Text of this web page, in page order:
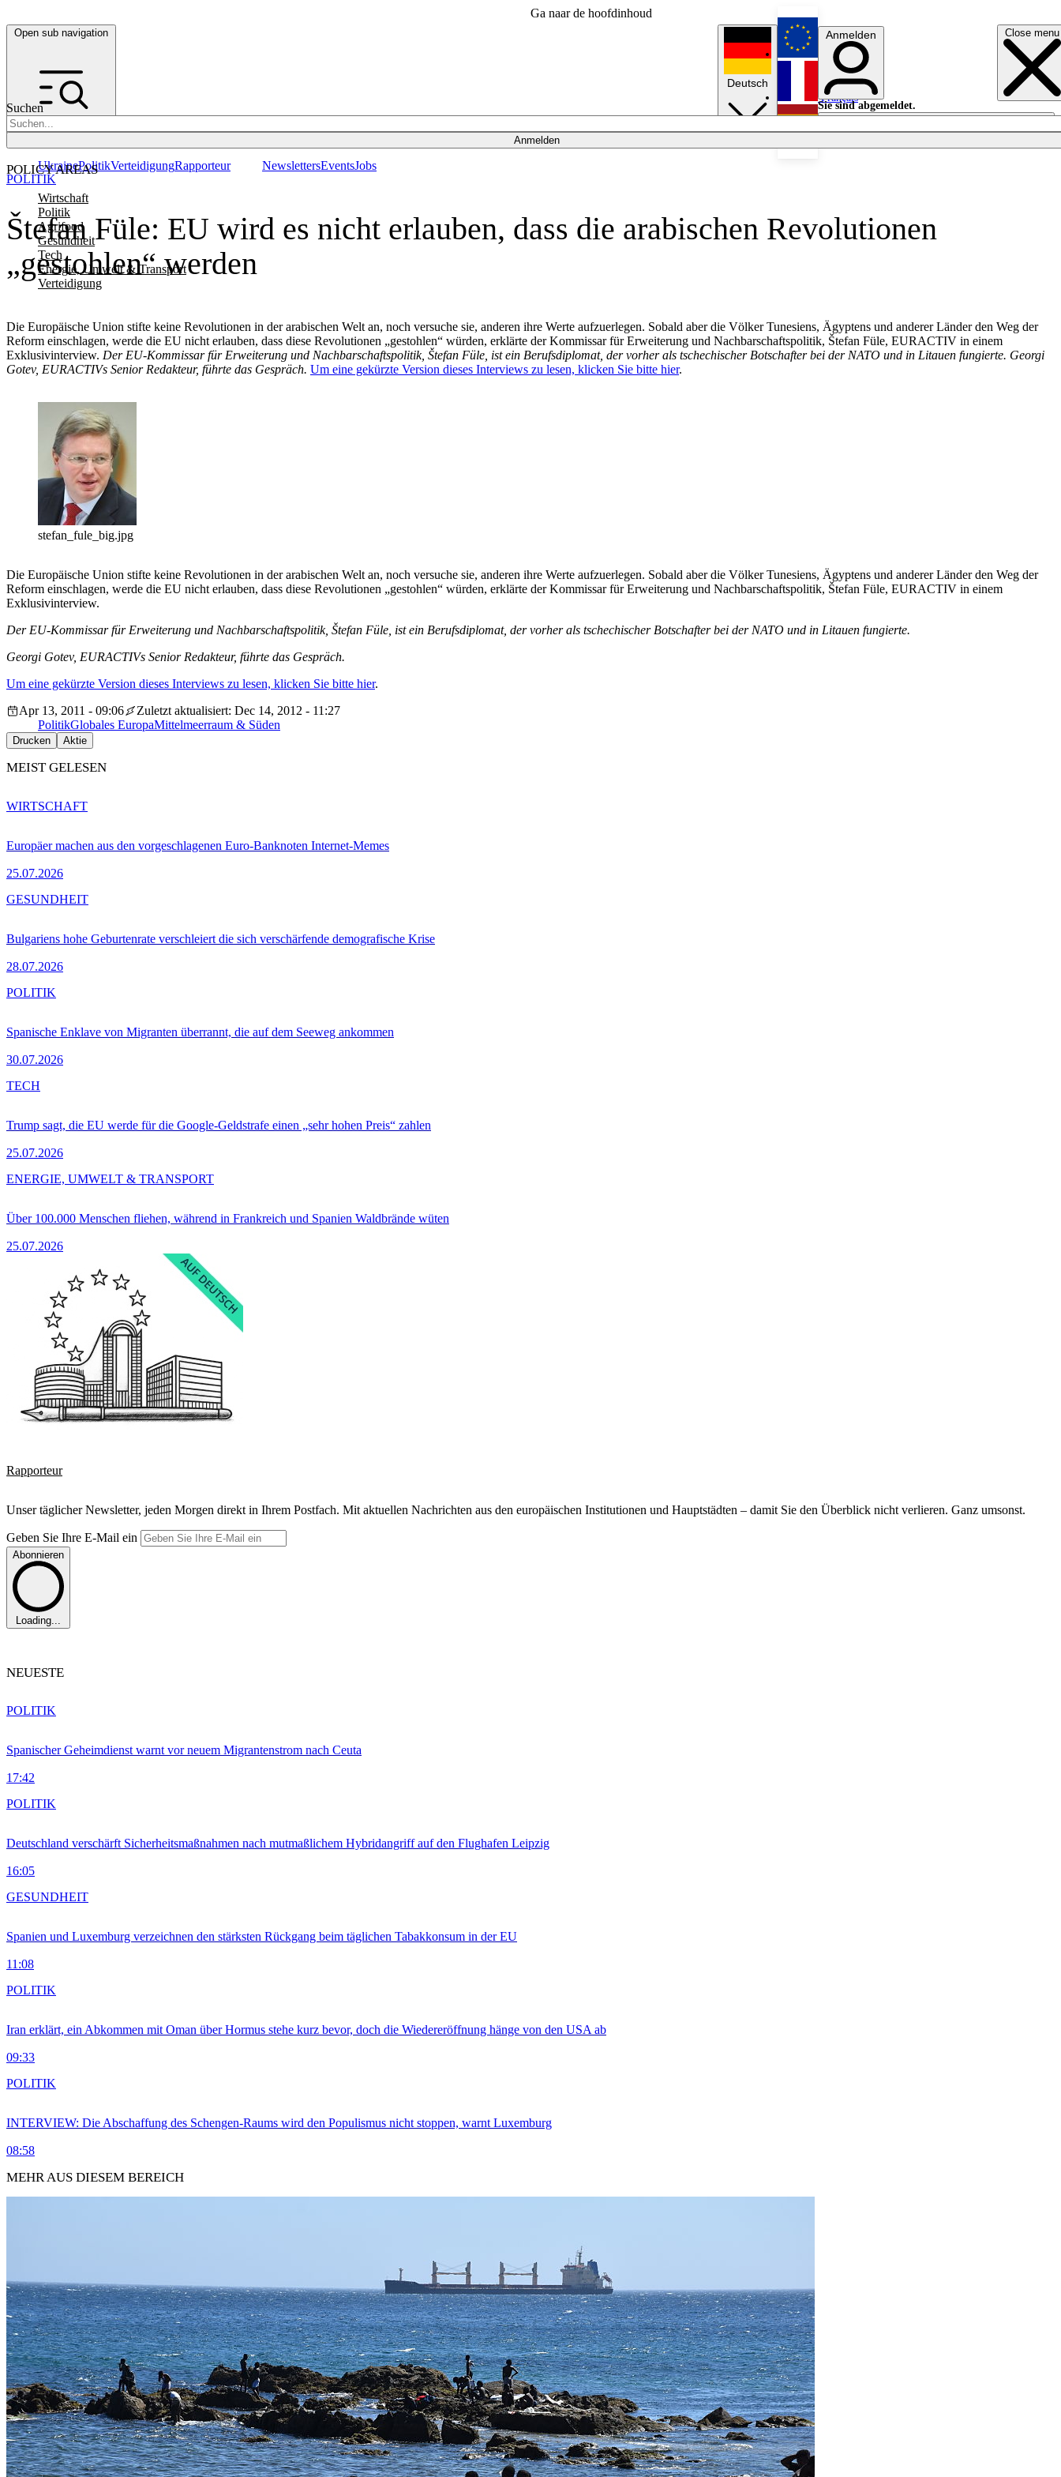
Ga naar de hoofdinhoud
Open sub navigation Close menu
Suchen
Anmelden
POLICY AREAS
Wirtschaft
Politik
Agrifood
Gesundheit
Tech
Energie, Umwelt & Transport
Verteidigung
UkrainePolitikVerteidigungRapporteur NewslettersEventsJobs
Deutsch
English
Français
Anmelden
Sie sind abgemeldet.
Anmelden
Licht aus
Štefan Füle: EU wird es nicht erlauben, dass die arabischen Revolutionen
„gestohlen“ werden
Die Europäische Union stifte keine Revolutionen in der arabischen Welt an, noch versuche sie, anderen ihre Werte aufzuerlegen. Sobald aber die Völker Tunesiens, Ägyptens und anderer Länder den Weg der
Reform einschlagen, werde die EU nicht erlauben, dass diese Revolutionen „gestohlen“ würden, erklärte der Kommissar für Erweiterung und Nachbarschaftspolitik, Štefan Füle, EURACTIV in einem
Exklusivinterview. Der EU-Kommissar für Erweiterung und Nachbarschaftspolitik, Štefan Füle, ist ein Berufsdiplomat, der vorher als tschechischer Botschafter bei der NATO und in Litauen fungierte. Georgi
Gotev, EURACTIVs Senior Redakteur, führte das Gespräch. Um eine gekürzte Version dieses Interviews zu lesen, klicken Sie bitte hier.
POLITIK
stefan_fule_big.jpg
Die Europäische Union stifte keine Revolutionen in der arabischen Welt an, noch versuche sie, anderen ihre Werte aufzuerlegen. Sobald aber die Völker Tunesiens, Ägyptens und anderer Länder den Weg der
Reform einschlagen, werde die EU nicht erlauben, dass diese Revolutionen „gestohlen“ würden, erklärte der Kommissar für Erweiterung und Nachbarschaftspolitik, Štefan Füle, EURACTIV in einem
Exklusivinterview.
Der EU-Kommissar für Erweiterung und Nachbarschaftspolitik, Štefan Füle, ist ein Berufsdiplomat, der vorher als tschechischer Botschafter bei der NATO und in Litauen fungierte.
Georgi Gotev, EURACTIVs Senior Redakteur, führte das Gespräch.
Um eine gekürzte Version dieses Interviews zu lesen, klicken Sie bitte hier.
Apr 13, 2011 - 09:06
Zuletzt aktualisiert: Dec 14, 2012 - 11:27
PolitikGlobales EuropaMittelmeerraum & Süden
Drucken Aktie
MEIST GELESEN
Europäer machen aus den vorgeschlagenen Euro-Banknoten Internet-Memes
25.07.2026
WIRTSCHAFT
Bulgariens hohe Geburtenrate verschleiert die sich verschärfende demografische Krise
28.07.2026
GESUNDHEIT
Spanische Enklave von Migranten überrannt, die auf dem Seeweg ankommen
30.07.2026
POLITIK
Trump sagt, die EU werde für die Google-Geldstrafe einen „sehr hohen Preis“ zahlen
25.07.2026
TECH
Über 100.000 Menschen fliehen, während in Frankreich und Spanien Waldbrände wüten
25.07.2026
ENERGIE, UMWELT & TRANSPORT
Rapporteur
Unser täglicher Newsletter, jeden Morgen direkt in Ihrem Postfach. Mit aktuellen Nachrichten aus den europäischen Institutionen und Hauptstädten – damit Sie den Überblick nicht verlieren. Ganz umsonst.
Geben Sie Ihre E-Mail ein
Abonnieren
Loading...
NEUESTE
Spanischer Geheimdienst warnt vor neuem Migrantenstrom nach Ceuta
17:42
POLITIK
Deutschland verschärft Sicherheitsmaßnahmen nach mutmaßlichem Hybridangriff auf den Flughafen Leipzig
16:05
POLITIK
Spanien und Luxemburg verzeichnen den stärksten Rückgang beim täglichen Tabakkonsum in der EU
11:08
GESUNDHEIT
Iran erklärt, ein Abkommen mit Oman über Hormus stehe kurz bevor, doch die Wiedereröffnung hänge von den USA ab
09:33
POLITIK
INTERVIEW: Die Abschaffung des Schengen-Raums wird den Populismus nicht stoppen, warnt Luxemburg
08:58
POLITIK
MEHR AUS DIESEM BEREICH